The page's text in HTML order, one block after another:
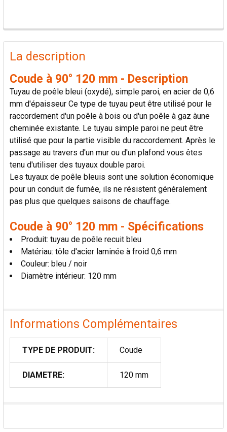
PRODUITS
FRÉQUEMMENT
ACHETÉS
TOUT
SÉLECTIONNER
AJOUTER
LA
SÉLECTION
AU PANIER
La description
Coude à 90° 120 mm - Description
Tuyau de poêle bleui (oxydé), simple paroi, en acier de 0,6
mm d'épaisseur Ce type de tuyau peut être utilisé pour le
raccordement d'un poêle à bois ou d'un poêle à gaz àune
cheminée existante. Le tuyau simple paroi ne peut être
utilisé que pour la partie visible du raccordement. Après le
passage au travers d'un mur ou d'un plafond vous êtes
tenu d'utiliser des tuyaux double paroi.
Les tuyaux de poêle bleuis sont une solution économique
pour un conduit de fumée, ils ne résistent généralement
pas plus que quelques saisons de chauffage.
Coude à 90° 120 mm - Spécifications
Produit: tuyau de poêle recuit bleu
Matériau: tôle d'acier laminée à froid 0,6 mm
Couleur: bleu / noir
Diamètre intérieur: 120 mm
Informations Complémentaires
TYPE DE PRODUIT: Coude
DIAMETRE: 120 mm